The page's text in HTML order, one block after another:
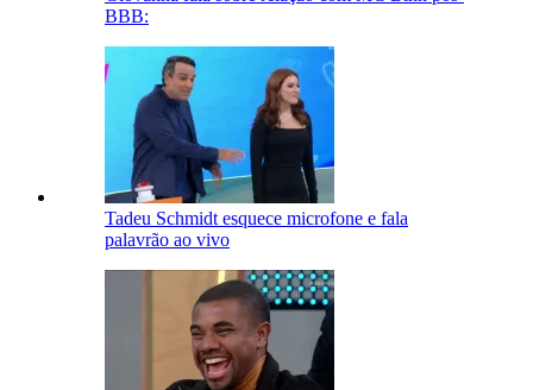
BBB:
Tadeu Schmidt esquece microfone e fala
palavrão ao vivo